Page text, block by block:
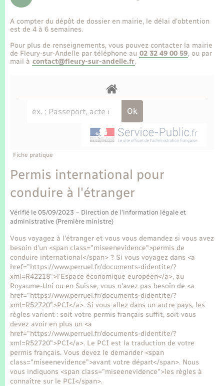
Etat-civil - Papiers - Citoyenneté
Mariage – PACS
Parrainage civil
Logement - Urbanisme
Nouvel habitant
Organisation d’événement
Sécurité - Prévention
Transports
Transports scolaires
Voirie et espace public
Travaux - Autorisation d’occupation de l’espace
public
Compétences
Plan interactif
La Communauté de communes
A compter du dépôt de dossier en mairie, le délai d’obtention
est de 4 à 6 semaines.
Pour plus de renseignements, vous pouvez contacter la mairie
de Fleury-sur-Andelle par téléphone au 02 32 49 00 59, ou par
mail à contact@fleury-sur-andelle.fr.
Fiche pratique
Permis international pour
conduire à l'étranger
Vérifié le 05/09/2023 – Direction de l'information légale et
administrative (Première ministre)
Vous voyagez à l'étranger et vous vous demandez si vous avez
besoin d'un <span class="miseenevidence">permis de
conduire international</span> ? Si vous voyagez dans <a
href="https://www.perruel.fr/documents-didentite/?
xml=R42218">l'Espace économique européen</a>, au
Royaume-Uni ou en Suisse, vous n'avez pas besoin de <a
href="https://www.perruel.fr/documents-didentite/?
xml=R52720">PCI</a>. Si vous allez dans un autre pays, les
règles varient : soit votre permis français suffit, soit vous
devez avoir en plus un <a
href="https://www.perruel.fr/documents-didentite/?
xml=R52720">PCI</a>. Le PCI est la traduction de votre
permis français. Vous devez le demander <span
class="miseenevidence">avant votre départ</span>. Nous
vous indiquons <span class="miseenevidence">les règles à
connaître sur le PCI</span>.